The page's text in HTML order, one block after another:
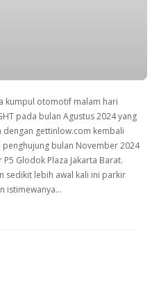
kumpul otomotif malam hari
pada bulan Agustus 2024 yang
dengan gettinlow.com kembali
bulan November 2024
Glodok Plaza Jakarta Barat.
sedikit lebih awal kali ini parkir
istimewanya…